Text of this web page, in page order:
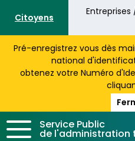
Aller au contenu principal
Citoyens
Entreprises
Pré-enregistrez vous dès
national
obtenez votre Numéro
Service Public
de l'administration